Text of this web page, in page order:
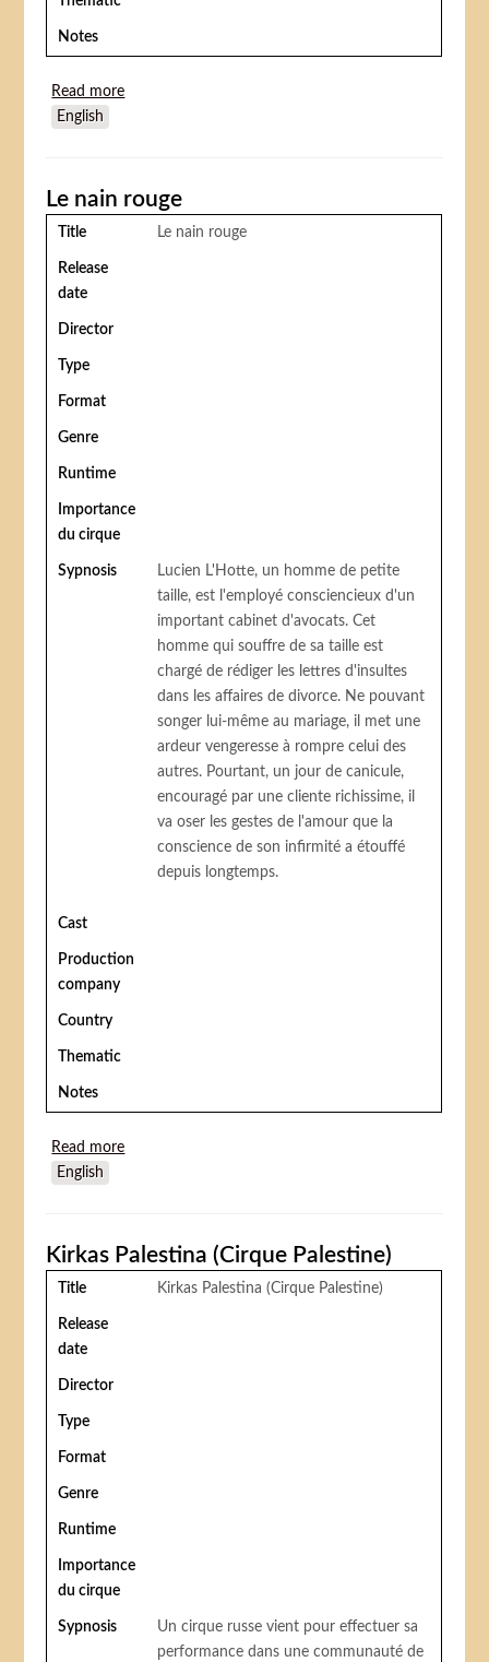
Notes
Read more
English
Le nain rouge
Title Le nain rouge
Release
date
Director
Type
Format
Genre
Runtime
Importance
du cirque
Sypnosis
Lucien L'Hotte, un homme de petite
taille, est l'employé consciencieux d'un
important cabinet d'avocats. Cet
homme qui souffre de sa taille est
chargé de rédiger les lettres d'insultes
dans les affaires de divorce. Ne pouvant
songer lui-même au mariage, il met une
ardeur vengeresse à rompre celui des
autres. Pourtant, un jour de canicule,
encouragé par une cliente richissime, il
va oser les gestes de l'amour que la
conscience de son infirmité a étouffé
depuis longtemps.
Cast
Production
company
Country
Thematic
Notes
Read more
English
Kirkas Palestina (Cirque Palestine)
Title Kirkas Palestina (Cirque Palestine)
Release
date
Director
Type
Format
Genre
Runtime
Importance
du cirque
Sypnosis
Un cirque russe vient pour effectuer sa
performance dans une communauté de